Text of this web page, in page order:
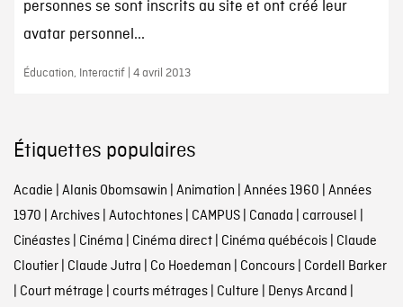
personnes se sont inscrits au site et ont créé leur
avatar personnel...
Éducation, Interactif | 4 avril 2013
Étiquettes populaires
Acadie | Alanis Obomsawin | Animation | Années 1960 | Années
1970 | Archives| Autochtones| CAMPUS| Canada | carrousel |
Cinéastes| Cinéma | Cinéma direct| Cinéma québécois| Claude
Cloutier| Claude Jutra | Co Hoedeman | Concours| Cordell Barker
| Court métrage | courts métrages| Culture | Denys Arcand |